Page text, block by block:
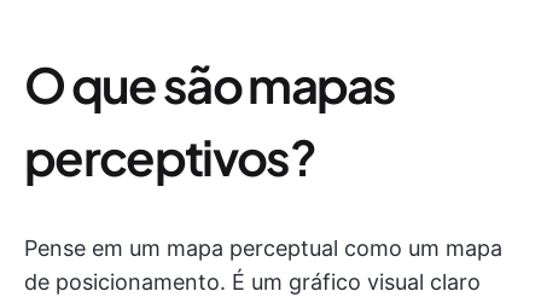
O que são mapas
perceptivos?
Pense em um mapa perceptual como um mapa
de posicionamento. É um gráfico visual claro